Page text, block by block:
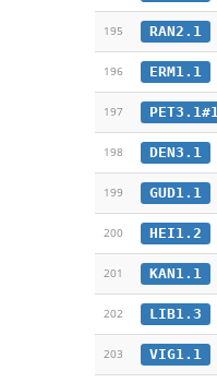
195 RAN2.1
196 ERM1.1
197 PET3.1#1
198 DEN3.1
199 GUD1.1
200 HEI1.2
201 KAN1.1
202 LIB1.3
203 VIG1.1